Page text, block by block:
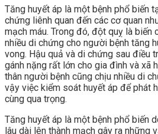
Tăng huyết áp là một bệnh phổ biến
chứng liênh quan đến các cơ quan
mạch máu. Trong đó, đột quỵ là biến
nhiều di chứng cho người bệnh tăng
vong. Hậu quả và di chứng sau điều
gánh nặng rất lớn cho gia đình và xã
thân người bệnh cũng chịu nhiều di
vậy việc kiểm soát huyết áp để phát
cùng qua trọng.
Tăng huyết áp là một bệnh phổ biến
lâu dài lên thành mạch gây ra những